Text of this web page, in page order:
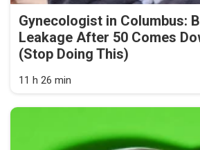
Gynecologist in Columbus:
Leakage After 50 Comes
(Stop Doing This)
11 h 26 min